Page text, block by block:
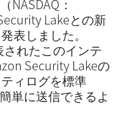
NASDAQ：
Lakeとの新
表しました。
れたこのインテ
Security Lakeの
ィログを標準
単に送信できるよ